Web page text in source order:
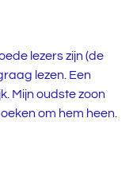
lezers zijn (de
lezen. Een
Mijn oudste zoon
om hem heen.